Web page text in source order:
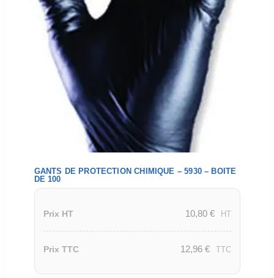
GANTS DE PROTECTION CHIMIQUE – 5930 – BOITE
DE 100
Prix HT 10,80 € HT
Prix TTC 12,96 € TTC